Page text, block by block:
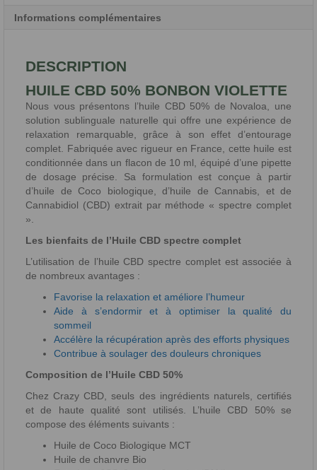
Informations complémentaires
DESCRIPTION
HUILE CBD 50% BONBON VIOLETTE
Nous vous présentons l’huile CBD 50% de Novaloa, une
solution sublinguale naturelle qui offre une expérience de
relaxation remarquable, grâce à son effet d’entourage
complet. Fabriquée avec rigueur en France, cette huile est
conditionnée dans un flacon de 10 ml, équipé d’une pipette
de dosage précise. Sa formulation est conçue à partir
d’huile de Coco biologique, d’huile de Cannabis, et de
Cannabidiol (CBD) extrait par méthode « spectre complet
».
Les bienfaits de l’Huile CBD spectre complet
L’utilisation de l’huile CBD spectre complet est associée à
de nombreux avantages :
Favorise la relaxation et améliore l’humeur
Aide à s’endormir et à optimiser la qualité du
sommeil
Accélère la récupération après des efforts physiques
Contribue à soulager des douleurs chroniques
Composition de l’Huile CBD 50%
Chez Crazy CBD, seuls des ingrédients naturels, certifiés
et de haute qualité sont utilisés. L’huile CBD 50% se
compose des éléments suivants :
Huile de Coco Biologique MCT
Huile de chanvre Bio